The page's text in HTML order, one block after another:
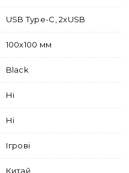
USB Type-C, 2xUSB
100х100 мм
Black
Ні
Ні
Ігрові
Китай